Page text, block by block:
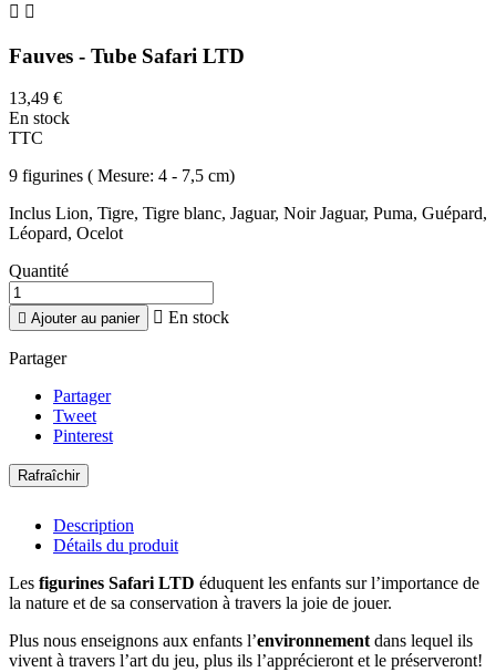
 
Fauves - Tube Safari LTD
13,49 €
En stock
TTC
9 figurines ( Mesure: 4 - 7,5 cm)
Inclus Lion, Tigre, Tigre blanc, Jaguar, Noir Jaguar, Puma, Guépard,
Léopard, Ocelot
Quantité
 Ajouter au panier  En stock
Partager
Partager
Tweet
Pinterest
Description
Détails du produit
Les figurines Safari LTD éduquent les enfants sur l’importance de
la nature et de sa conservation à travers la joie de jouer.
Plus nous enseignons aux enfants l’environnement dans lequel ils
vivent à travers l’art du jeu, plus ils l’apprécieront et le préserveront!